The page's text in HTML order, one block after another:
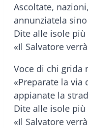
Ascoltate,
annunziatela
Dite alle isole
«Il Salvatore
Voce di chi grida
«Preparate la via
appianate la
Dite alle isole
«Il Salvatore